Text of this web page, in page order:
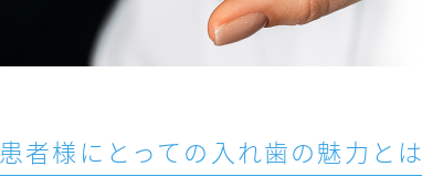
患者様にとっての入れ歯の魅力とは